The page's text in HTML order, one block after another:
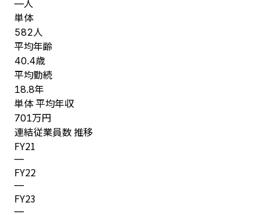
—
単体
582 人
平均年齢
40.4歳
平均勤続
18.8年
単体 平均年収
701万円
連結従業員数 推移
FY21
—
FY22
—
FY23
—